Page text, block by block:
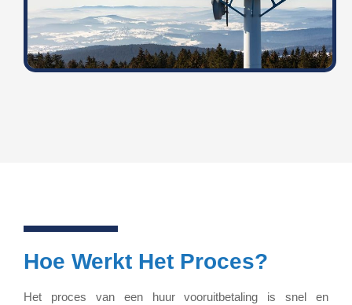
Hoe Werkt Het Proces?
Het proces van een huur vooruitbetaling is snel en